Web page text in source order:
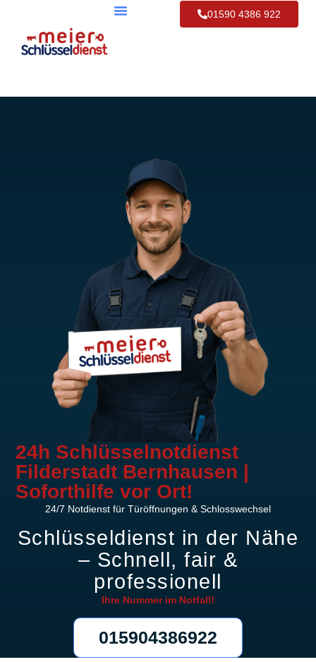
01590 4386 922
24h Schlüsselnotdienst
Filderstadt Bernhausen |
Soforthilfe vor Ort!
24/7 Notdienst für Türöffnungen & Schlosswechsel
Schlüsseldienst in der Nähe
– Schnell, fair &
professionell
Ihre Nummer im Notfall!
015904386922